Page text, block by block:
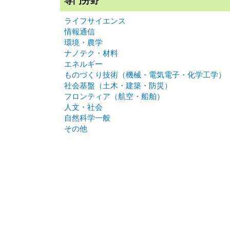
ライフサイエンス
情報通信
環境・農学
ナノテク・材料
エネルギー
ものづくり技術（機械・電気電子・化学工学）
社会基盤（土木・建築・防災）
フロンティア（航空・船舶）
人文・社会
自然科学一般
その他